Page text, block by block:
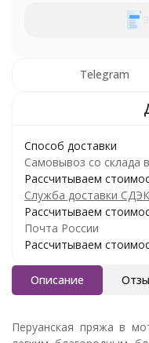
Telegram
Способ доставки
Самовывоз со склада
Рассчитываем
Служба доставки СДЭК
Рассчитываем
Почта России
Рассчитываем
Описание
Перуанская пряжа в